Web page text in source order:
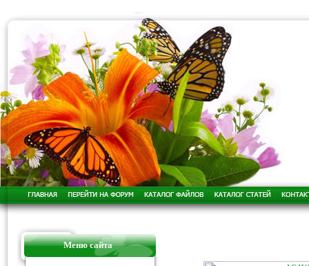
Меню сайта